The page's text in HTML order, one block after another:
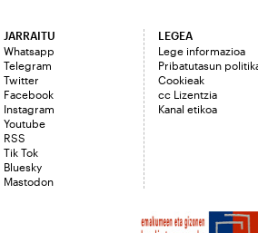
JARRAITU
Whatsapp
Telegram
Twitter
Facebook
Instagram
Youtube
RSS
Tik Tok
Bluesky
Mastodon
LEGEA
Lege informazioa
Pribatutasun
Cookieak
cc Lizentzia
Kanal etikoa